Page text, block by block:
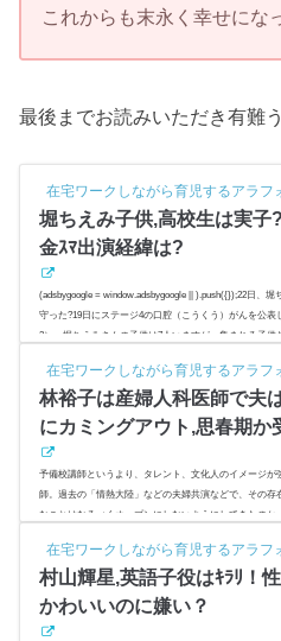
これからも末永く幸せにな
最後までお読みいただき有難
在宅ワークしながら育児するアラフ
堀ちえみ子供,高校生は実子
金ｽﾏ出演経緯は?
(adsbygoogle = window.adsbygoogle || ).push({});22日、
守った?19日にステージ4の口腔（こうくう）がんを公
2）。堀ちえみさんの子供は7人いますが、集まれる子
供もいる? (adsbygoogle = window.adsbygoogle || ).push({
在宅ワークしながら育児するアラフ
林裕子は産婦人科医師で夫
にカミングアウト,思春期か
予備校講師というより、タレント、文化人のイメージ
師。過去の「情熱大陸」などの夫婦共演などで、その
なことはなるべくオープンにしないようにしてきたの
gle = window.adsbygoogle || ).push({});林裕子は産婦人科
yunk...
在宅ワークしながら育児するアラフ
村山輝星,英語子役はｷﾗﾘ！
かわいいのに嫌い？